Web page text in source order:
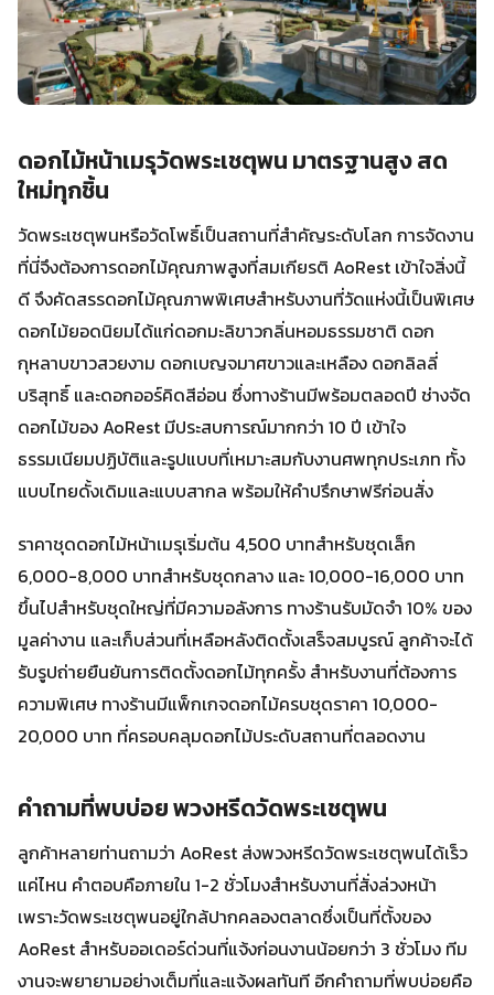
ดอกไม้หน้าเมรุวัดพระเชตุพน มาตรฐานสูง สด
ใหม่ทุกชิ้น
วัดพระเชตุพนหรือวัดโพธิ์เป็นสถานที่สำคัญระดับโลก การจัดงาน
ที่นี่จึงต้องการดอกไม้คุณภาพสูงที่สมเกียรติ AoRest เข้าใจสิ่งนี้
ดี จึงคัดสรรดอกไม้คุณภาพพิเศษสำหรับงานที่วัดแห่งนี้เป็นพิเศษ
ดอกไม้ยอดนิยมได้แก่ดอกมะลิขาวกลิ่นหอมธรรมชาติ ดอก
กุหลาบขาวสวยงาม ดอกเบญจมาศขาวและเหลือง ดอกลิลลี่
บริสุทธิ์ และดอกออร์คิดสีอ่อน ซึ่งทางร้านมีพร้อมตลอดปี ช่างจัด
ดอกไม้ของ AoRest มีประสบการณ์มากกว่า 10 ปี เข้าใจ
ธรรมเนียมปฏิบัติและรูปแบบที่เหมาะสมกับงานศพทุกประเภท ทั้ง
แบบไทยดั้งเดิมและแบบสากล พร้อมให้คำปรึกษาฟรีก่อนสั่ง
ราคาชุดดอกไม้หน้าเมรุเริ่มต้น 4,500 บาทสำหรับชุดเล็ก
6,000-8,000 บาทสำหรับชุดกลาง และ 10,000-16,000 บาท
ขึ้นไปสำหรับชุดใหญ่ที่มีความอลังการ ทางร้านรับมัดจำ 10% ของ
มูลค่างาน และเก็บส่วนที่เหลือหลังติดตั้งเสร็จสมบูรณ์ ลูกค้าจะได้
รับรูปถ่ายยืนยันการติดตั้งดอกไม้ทุกครั้ง สำหรับงานที่ต้องการ
ความพิเศษ ทางร้านมีแพ็กเกจดอกไม้ครบชุดราคา 10,000-
20,000 บาท ที่ครอบคลุมดอกไม้ประดับสถานที่ตลอดงาน
คำถามที่พบบ่อย พวงหรีดวัดพระเชตุพน
ลูกค้าหลายท่านถามว่า AoRest ส่งพวงหรีดวัดพระเชตุพนได้เร็ว
แค่ไหน คำตอบคือภายใน 1-2 ชั่วโมงสำหรับงานที่สั่งล่วงหน้า
เพราะวัดพระเชตุพนอยู่ใกล้ปากคลองตลาดซึ่งเป็นที่ตั้งของ
AoRest สำหรับออเดอร์ด่วนที่แจ้งก่อนงานน้อยกว่า 3 ชั่วโมง ทีม
งานจะพยายามอย่างเต็มที่และแจ้งผลทันที อีกคำถามที่พบบ่อยคือ